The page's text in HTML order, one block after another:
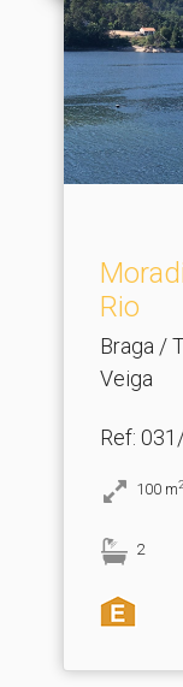
Rio
Braga /
Veiga
Ref:
100 m2
2